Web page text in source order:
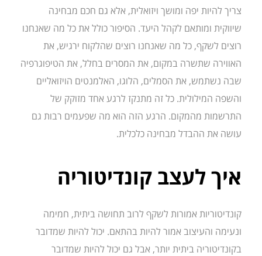
צריך להיות יפה ומושך ויזואלית, אלא גם חכם מבחינה
שיווקית ומותאם לקהל היעד. הסיפור כולל את כל מה שאנחנו
רוצים לשקף, כל מה שאנחנו רוצים שהלקוח ירגיש, את
האווירה שתשרה במקום, את המסרים בחלל, את הטיפוגרפיה
שבה נשתמש, את הסמלים, הלוגו, האלמנטים הויזואליים
והשפה המילולית. כל זה מתנקז לרגע אחד מזוקק של
התרשמות מהמקום. הרגע הזה הוא מה שפעמים רבות גם
עושה את ההבדל מבחינה כלכלית.
איך לעצב קונדיטוריה
קונדיטוריות אמורות לשקף לרוב תחושה ביתית, חמימה
ונעימה והעיצוב אמור להיות בהתאם. יכול להיות שמדובר
בקונדיטוריה ביתית יותר, אבל גם יכול להיות שמדובר